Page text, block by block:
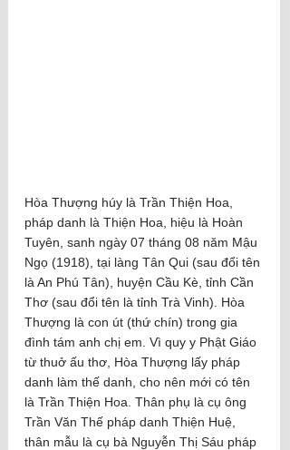
Hòa Thượng húy là Trần Thiện Hoa,
pháp danh là Thiện Hoa, hiệu là Hoàn
Tuyên, sanh ngày 07 tháng 08 năm Mậu
Ngọ (1918), tại làng Tân Qui (sau đổi tên
là An Phú Tân), huyện Cầu Kè, tỉnh Cần
Thơ (sau đổi tên là tỉnh Trà Vinh). Hòa
Thượng là con út (thứ chín) trong gia
đình tám anh chị em. Vì quy y Phật Giáo
từ thuở ấu thơ, Hòa Thượng lấy pháp
danh làm thế danh, cho nên mới có tên
là Trần Thiện Hoa. Thân phụ là cụ ông
Trần Văn Thế pháp danh Thiện Huệ,
thân mẫu là cụ bà Nguyễn Thị Sáu pháp